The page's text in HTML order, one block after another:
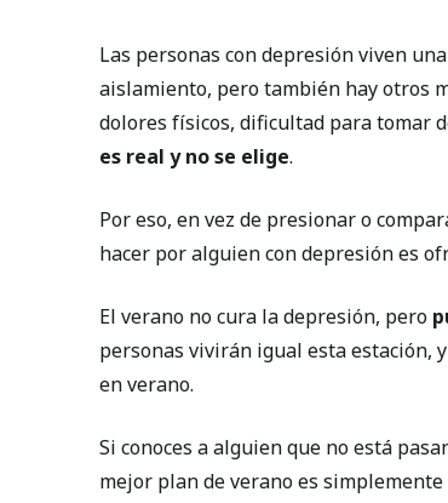
Las personas con depresión viven
aislamiento, pero también hay otros
dolores físicos, dificultad para tomar
es real y no se elige.
Por eso, en vez de presionar o
hacer por alguien con depresión es
El verano no cura la depresión, pero
personas vivirán igual esta estación,
en verano.
Si conoces a alguien que no está
mejor plan de verano es simplemente